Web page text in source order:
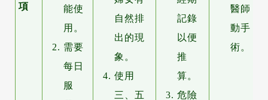
項
能使
用。
需要
每日
服
自然排
出的現
象。
使用
三、五
記錄
以便
推
算。
危險
醫師
動手
術。